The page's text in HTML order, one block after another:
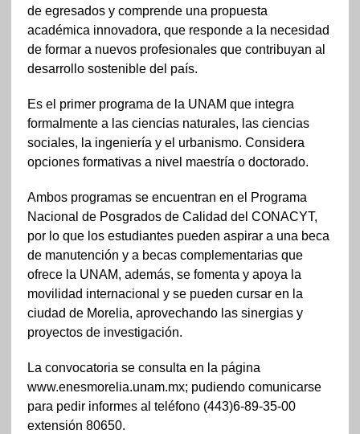
de egresados y comprende una propuesta
académica innovadora, que responde a la necesidad
de formar a nuevos profesionales que contribuyan al
desarrollo sostenible del país.
Es el primer programa de la UNAM que integra
formalmente a las ciencias naturales, las ciencias
sociales, la ingeniería y el urbanismo. Considera
opciones formativas a nivel maestría o doctorado.
Ambos programas se encuentran en el Programa
Nacional de Posgrados de Calidad del CONACYT,
por lo que los estudiantes pueden aspirar a una beca
de manutención y a becas complementarias que
ofrece la UNAM, además, se fomenta y apoya la
movilidad internacional y se pueden cursar en la
ciudad de Morelia, aprovechando las sinergias y
proyectos de investigación.
La convocatoria se consulta en la página
www.enesmorelia.unam.mx; pudiendo comunicarse
para pedir informes al teléfono (443)6-89-35-00
extensión 80650.